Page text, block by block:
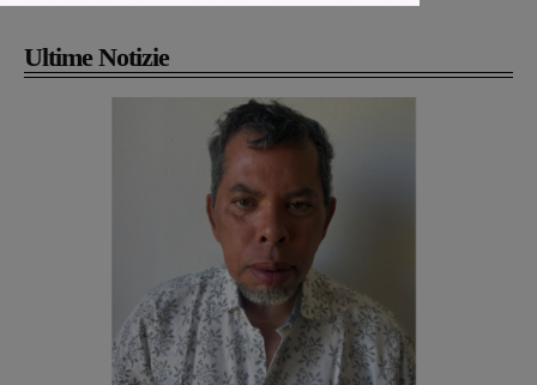
Ultime Notizie